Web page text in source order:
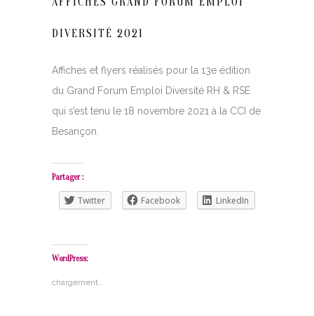
DIVERSITÉ 2021
Affiches et flyers réalisés pour la 13e édition
du Grand Forum Emploi Diversité RH & RSE
qui s’est tenu le 18 novembre 2021 à la CCI de
Besançon.
Partager :
Twitter Facebook LinkedIn
WordPress:
chargement…